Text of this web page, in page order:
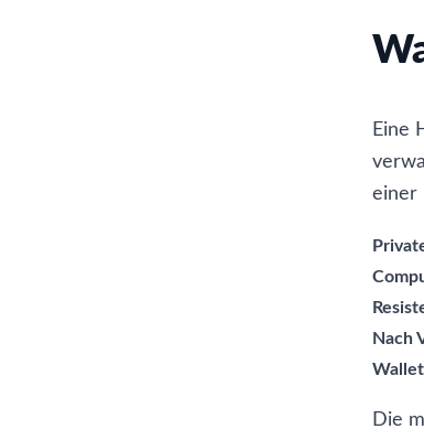
Eine
einer
Nach
Die